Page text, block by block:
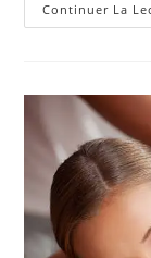
Continuer La